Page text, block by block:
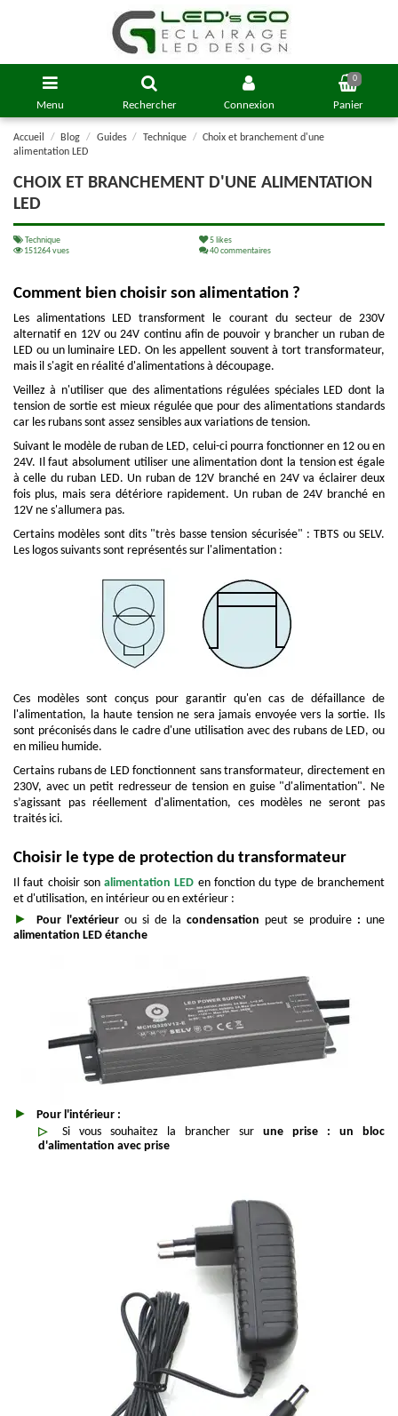
Menu Rechercher Connexion
0
Panier
Accueil Blog Guides Technique
Choix et branchement d'une
alimentation LED
CHOIX ET BRANCHEMENT D'UNE ALIMENTATION
LED
Technique 5 likes
151264 vues
40 commentaires
Comment bien choisir son alimentation ?
Les alimentations LED transforment le courant du secteur de 230V
alternatif en 12V ou 24V continu afin de pouvoir y brancher un ruban de
LED ou un luminaire LED. On les appellent souvent à tort transformateur,
mais il s'agit en réalité d'alimentations à découpage.
Veillez à n'utiliser que des alimentations régulées spéciales LED dont la
tension de sortie est mieux régulée que pour des alimentations standards
car les rubans sont assez sensibles aux variations de tension.
Suivant le modèle de ruban de LED, celui-ci pourra fonctionner en 12 ou en
24V. Il faut absolument utiliser une alimentation dont la tension est égale
à celle du ruban LED. Un ruban de 12V branché en 24V va éclairer deux
fois plus, mais sera détériore rapidement. Un ruban de 24V branché en
12V ne s'allumera pas.
Certains modèles sont dits "très basse tension sécurisée" : TBTS ou SELV.
Les logos suivants sont représentés sur l'alimentation :
Ces modèles sont conçus pour garantir qu'en cas de défaillance de
l'alimentation, la haute tension ne sera jamais envoyée vers la sortie. Ils
sont préconisés dans le cadre d'une utilisation avec des rubans de LED, ou
en milieu humide.
Certains rubans de LED fonctionnent sans transformateur, directement en
230V, avec un petit redresseur de tension en guise "d'alimentation". Ne
s’agissant pas réellement d'alimentation, ces modèles ne seront pas
traités ici.
Choisir le type de protection du transformateur
Il faut choisir sonalimentation LED en fonction du type de branchement
et d'utilisation, en intérieur ou en extérieur :
Pour l'extérieur ou si de la condensation peut se produire : une
alimentation LED étanche
Pour l'intérieur :
Si vous souhaitez la brancher sur une prise : un bloc
d'alimentation avec prise